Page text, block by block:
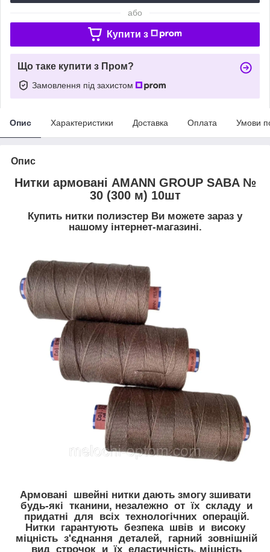
або
Купити з
Що таке купити з Пром?
Замовлення під захистом
Опис Характеристики Доставка Оплата Умови
Опис
Нитки армовані AMANN GROUP SABA №
30 (300 м) 10шт
Купить нитки полиэстер Ви можете зараз у
нашому інтернет-магазині.
Армовані швейні нитки дають змогу зшивати
будь-які тканини, незалежно от їх складу и
придатні для всіх технологічних операцій.
Нитки гарантують безпека швів и високу
міцність з'єднання деталей, гарний зовнішній
вид строчок и їх еластичність, міцність